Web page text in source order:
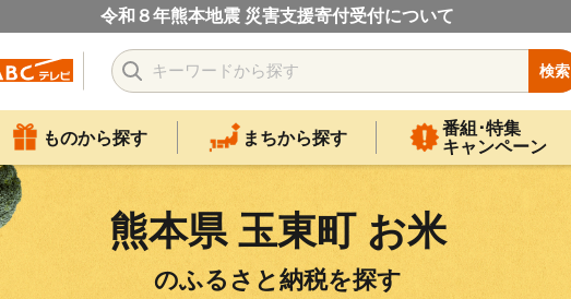
令和８年熊本地震 災害支援寄付受付について
検索
ものから探す まちから探す
番組･特集
キャンペーン
熊本県 玉東町 お米
のふるさと納税を探す